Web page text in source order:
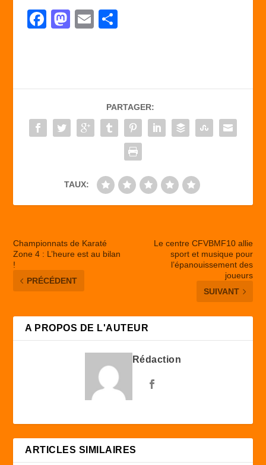
F
b
o
o
M
d
o
n
E
er
PARTAGER:
TAUX:
Championnats de Karaté
Zone 4 : L’heure est au bilan
!
PRÉCÉDENT
Le centre CFVBMF10 allie
sport et musique pour
l’épanouissement des
joueurs
SUIVANT
A PROPOS DE L'AUTEUR
Rédaction
ARTICLES SIMILAIRES